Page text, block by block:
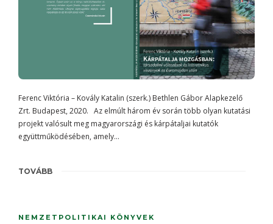
Ferenc Viktória – Kovály Katalin (szerk.) Bethlen Gábor Alapkezelő
Zrt. Budapest, 2020. Az elmúlt három év során több olyan kutatási
projekt valósult meg magyarországi és kárpátaljai kutatók
együttműködésében, amely…
TOVÁBB
NEMZETPOLITIKAI KÖNYVEK